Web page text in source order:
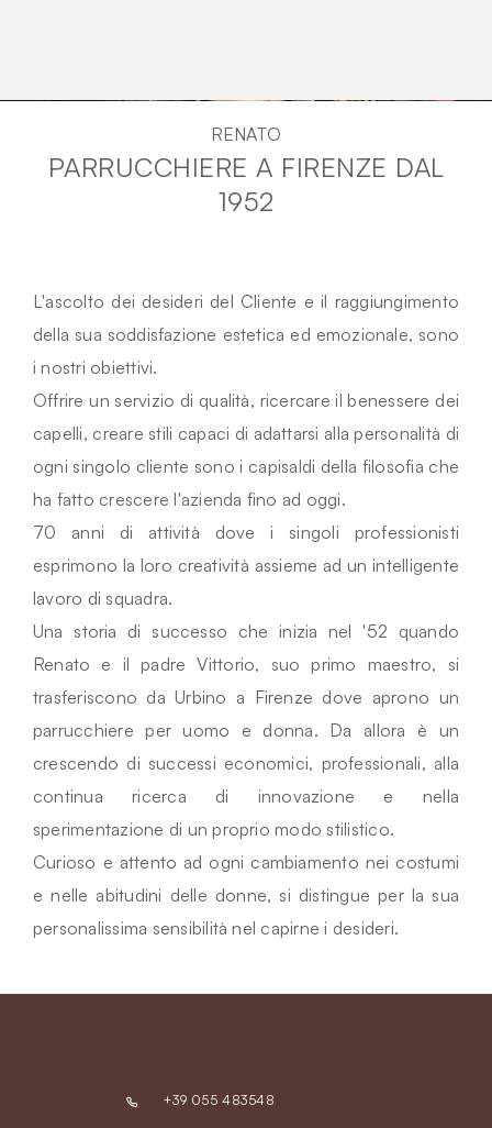
RENATO
PARRUCCHIERE A FIRENZE DAL
1952
L'ascolto dei desideri del Cliente e il raggiungimento
della sua soddisfazione estetica ed emozionale, sono
i nostri obiettivi.
Offrire un servizio di qualità, ricercare il benessere dei
capelli, creare stili capaci di adattarsi alla personalità di
ogni singolo cliente sono i capisaldi della filosofia che
ha fatto crescere l'azienda fino ad oggi.
70 anni di attività dove i singoli professionisti
esprimono la loro creatività assieme ad un intelligente
lavoro di squadra.
Una storia di successo che inizia nel '52 quando
Renato e il padre Vittorio, suo primo maestro, si
trasferiscono da Urbino a Firenze dove aprono un
parrucchiere per uomo e donna. Da allora è un
crescendo di successi economici, professionali, alla
continua ricerca di innovazione e nella
sperimentazione di un proprio modo stilistico.
Curioso e attento ad ogni cambiamento nei costumi
e nelle abitudini delle donne, si distingue per la sua
personalissima sensibilità nel capirne i desideri.
+39 055 483548